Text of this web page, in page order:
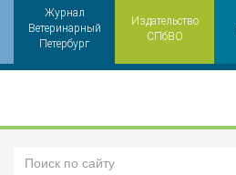
Журнал
Ветеринарный
Петербург
Издательство
СПбВО